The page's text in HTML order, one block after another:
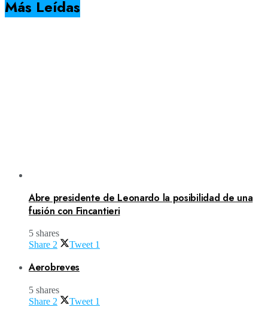
Más Leídas
Abre presidente de Leonardo la posibilidad de una
fusión con Fincantieri
5 shares
Share 2 Tweet 1
Aerobreves
5 shares
Share 2 Tweet 1